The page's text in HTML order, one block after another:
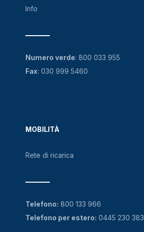
Info
MOBILITÀ
Rete di ricarica
Numero verde: 800 033 955
Fax: 030 999 5460
Telefono: 800 133 966
Telefono per estero: 0445 230 383